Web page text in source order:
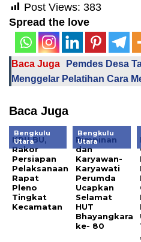
Post Views: 383
Spread the love
Baca Juga
Pemdes Desa
Menggelar Pelatihan Cara
Baca Juga
Bengkulu
Utara
KPU BU,
Rakor
Persiapan
Pelaksanaan
Rapat
Pleno
Tingkat
Kecamatan
Bengkulu
Utara
Pimpinan
dan
Karyawan-
Karyawati
Perumda
Ucapkan
Selamat
HUT
Bhayangkara
ke- 80